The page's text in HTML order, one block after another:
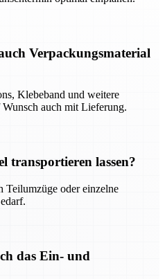
Verpackungsmaterial
Klebeband und weitere
auch mit Lieferung.
transportieren lassen?
Teilumzüge oder einzelne
das Ein- und